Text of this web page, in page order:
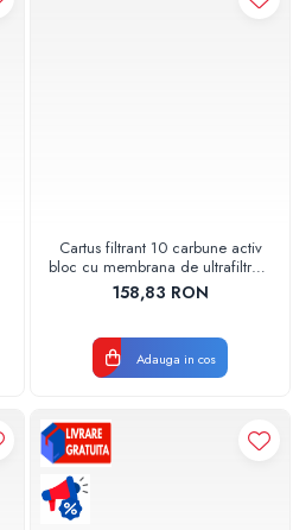
Cartus filtrant 10 carbune activ
bloc cu membrana de ultrafiltrare
Valrom Valhoh Aquapur
AQUA07000710000
158,83 RON
Adauga in cos